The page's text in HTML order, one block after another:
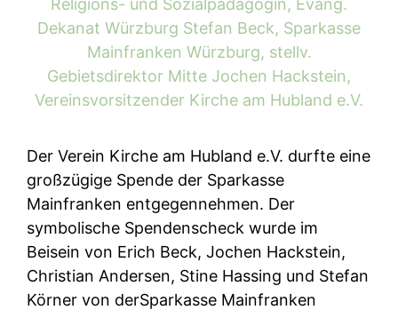
Der Verein Kirche am Hubland e.V. durfte eine
großzügige Spende der Sparkasse
Mainfranken entgegennehmen. Der
symbolische Spendenscheck wurde im
Beisein von Erich Beck, Jochen Hackstein,
Christian Andersen, Stine Hassing und Stefan
Körner von derSparkasse Mainfranken